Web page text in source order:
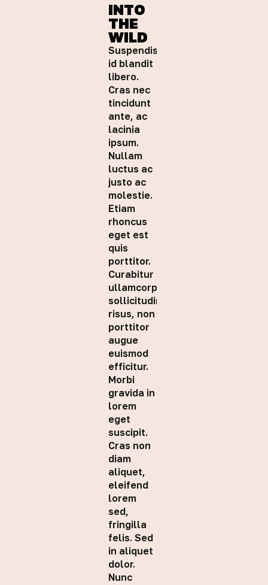
INTO
THE
WILD
Suspendisse
id blandit
libero.
Cras nec
tincidunt
ante, ac
lacinia
ipsum.
Nullam
luctus ac
justo ac
molestie.
Etiam
rhoncus
eget est
quis
porttitor.
Curabitur
ullamcorper
sollicitudin
risus, non
porttitor
augue
euismod
efficitur.
Morbi
gravida in
lorem
eget
suscipit.
Cras non
diam
aliquet,
eleifend
lorem
sed,
fringilla
felis. Sed
in aliquet
dolor.
Nunc